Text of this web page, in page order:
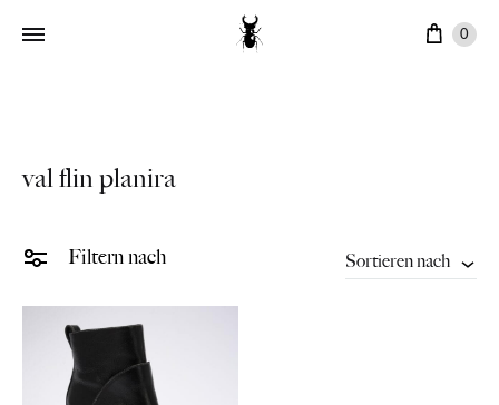
0
val flin planira
Filtern nach Sortieren nach